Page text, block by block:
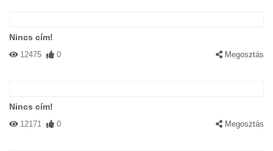
Nincs cím!
12475 0 Megosztás
Nincs cím!
12171 0 Megosztás